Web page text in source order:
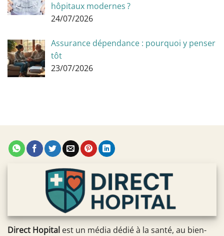
hôpitaux modernes ?
24/07/2026
Assurance dépendance : pourquoi y penser
tôt
23/07/2026
Direct Hopital est un média dédié à la santé, au bien-